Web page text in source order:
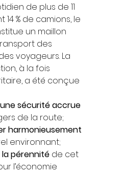
de plus de 11
% de camions, le
un maillon
des
voyageurs. La
à la fois
a été conçue
sécurité accrue
de la route;
harmonieusement
environnant;
pérennité de cet
l’économie